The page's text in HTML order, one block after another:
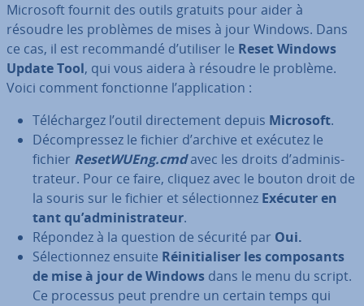
Microsoft fournit des outils gratuits pour aider à
résoudre les problèmes de mises à jour Windows. Dans
ce cas, il est re­com­mandé d’utiliser le Reset Windows
Update Tool, qui vous aidera à résoudre le problème.
Voici comment fonc­tionne l’ap­pli­ca­tion :
Té­lé­char­gez l’outil di­rec­te­ment depuis Microsoft.
Dé­com­pres­sez le fichier d’archive et exécutez le
fichier Re­set­WUEng.cmdavec les droits d’ad­mi­nis­
tra­teur. Pour ce faire, cliquez avec le bouton droit de
la souris sur le fichier et sé­lec­tion­nez Exécuter en
tant qu’ad­mi­nis­tra­teur.
Répondez à la question de sécurité par Oui.
Sé­lec­tion­nez ensuite Réi­ni­tia­li­ser les com­po­sants
de mise à jour de Windows dans le menu du script.
Ce processus peut prendre un certain temps qui